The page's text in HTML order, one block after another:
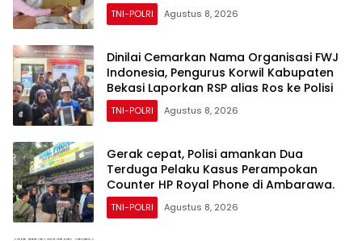
TNI-POLRI Agustus 8, 2026
Dinilai Cemarkan Nama Organisasi FWJ
Indonesia, Pengurus Korwil Kabupaten
Bekasi Laporkan RSP alias Ros ke Polisi
TNI-POLRI Agustus 8, 2026
Gerak cepat, Polisi amankan Dua
Terduga Pelaku Kasus Perampokan
Counter HP Royal Phone di Ambarawa.
TNI-POLRI Agustus 8, 2026